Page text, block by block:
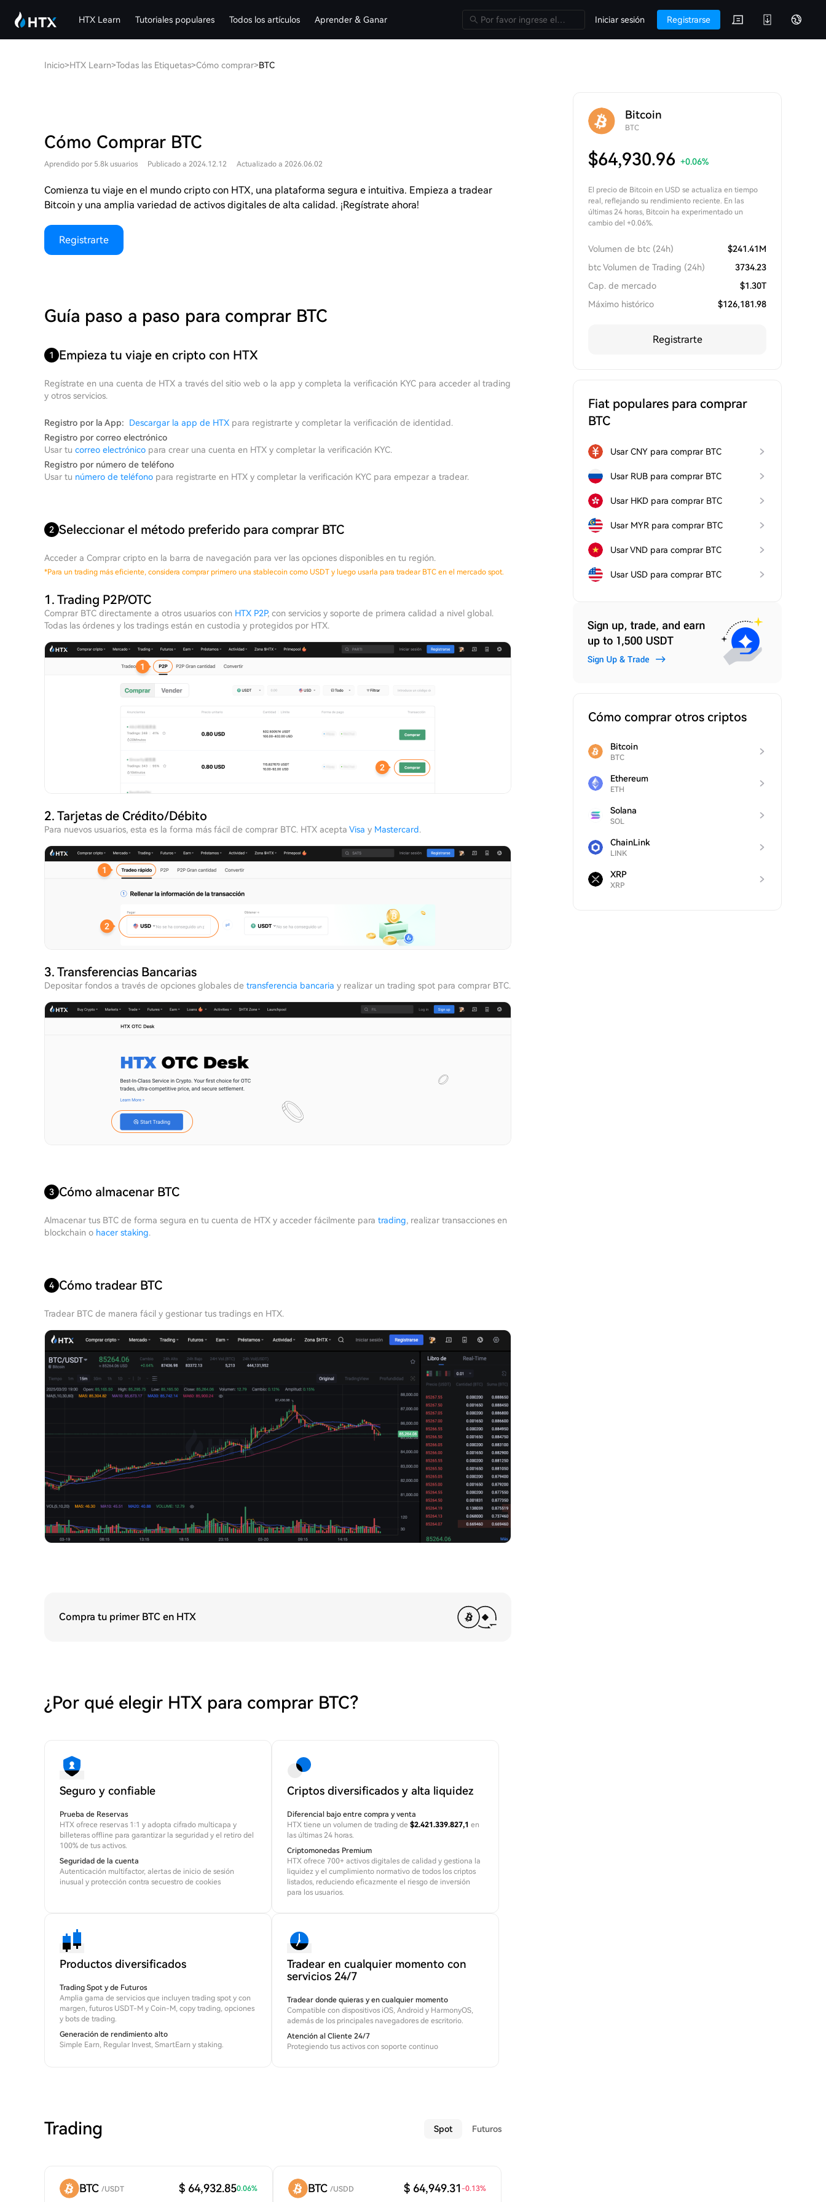
HTX Learn Tutoriales populares Todos los artículos Aprender & Ganar Iniciar sesión Registrarse
Inicio>HTX Learn>Todas las Etiquetas>Cómo comprar>BTC
Cómo Comprar BTC
Aprendido por 5.8k usuarios Publicado a 2024.12.12 Actualizado a 2026.06.02
Comienza tu viaje en el mundo cripto con HTX, una plataforma segura e intuitiva. Empieza a tradear
Bitcoin y una amplia variedad de activos digitales de alta calidad. ¡Regístrate ahora!
Registrarte
Guía paso a paso para comprar BTC
1 Empieza tu viaje en cripto con HTX
Regístrate en una cuenta de HTX a través del sitio web o la app y completa la verificación KYC para acceder al trading
y otros servicios.
Registro por la App: Descargar la app de HTX para registrarte y completar la verificación de identidad.
Registro por correo electrónico
Usar tu correo electrónico para crear una cuenta en HTX y completar la verificación KYC.
Registro por número de teléfono
Usar tu número de teléfono para registrarte en HTX y completar la verificación KYC para empezar a tradear.
2 Seleccionar el método preferido para comprar BTC
Acceder a Comprar cripto en la barra de navegación para ver las opciones disponibles en tu región.
*Para un trading más eficiente, considera comprar primero una stablecoin como USDT y luego usarla para tradear BTC en el mercado spot.
1. Trading P2P/OTC
Comprar BTC directamente a otros usuarios con HTX P2P, con servicios y soporte de primera calidad a nivel global.
Todas las órdenes y los tradings están en custodia y protegidos por HTX.
2. Tarjetas de Crédito/Débito
Para nuevos usuarios, esta es la forma más fácil de comprar BTC. HTX acepta Visa y Mastercard.
3. Transferencias Bancarias
Depositar fondos a través de opciones globales de transferencia bancaria y realizar un trading spot para comprar BTC.
3 Cómo almacenar BTC
Almacenar tus BTC de forma segura en tu cuenta de HTX y acceder fácilmente para trading, realizar transacciones en
blockchain o hacer staking.
4 Cómo tradear BTC
Tradear BTC de manera fácil y gestionar tus tradings en HTX.
Compra tu primer BTC en HTX
¿Por qué elegir HTX para comprar BTC?
Seguro y confiable
Prueba de Reservas
HTX ofrece reservas 1:1 y adopta cifrado multicapa y
billeteras offline para garantizar la seguridad y el retiro del
100% de tus activos.
Seguridad de la cuenta
Autenticación multifactor, alertas de inicio de sesión
inusual y protección contra secuestro de cookies
Criptos diversificados y alta liquidez
Diferencial bajo entre compra y venta
HTX tiene un volumen de trading de $2.421.339.827,1 en
las últimas 24 horas.
Criptomonedas Premium
HTX ofrece 700+ activos digitales de calidad y gestiona la
liquidez y el cumplimiento normativo de todos los criptos
listados, reduciendo eficazmente el riesgo de inversión
para los usuarios.
Productos diversificados
Trading Spot y de Futuros
Amplia gama de servicios que incluyen trading spot y con
margen, futuros USDT-M y Coin-M, copy trading, opciones
y bots de trading.
Generación de rendimiento alto
Simple Earn, Regular Invest, SmartEarn y staking.
Tradear en cualquier momento con
servicios 24/7
Tradear donde quieras y en cualquier momento
Compatible con dispositivos iOS, Android y HarmonyOS,
además de los principales navegadores de escritorio.
Atención al Cliente 24/7
Protegiendo tus activos con soporte continuo
Trading Spot Futuros
BTC /USDT $ 64,932.850.06% BTC /USDD $ 64,949.31 -0.13%
Bitcoin
BTC
$64,930.96 +0.06%
El precio de Bitcoin en USD se actualiza en tiempo
real, reflejando su rendimiento reciente. En las
últimas 24 horas, Bitcoin ha experimentado un
cambio del +0.06%.
Volumen de btc (24h) $241.41M
btc Volumen de Trading (24h)
3734.23
Cap. de mercado
$1.30T
Máximo histórico
$126,181.98
Registrarte
Fiat populares para comprar
BTC
Usar CNY para comprar BTC
Usar RUB para comprar BTC
Usar HKD para comprar BTC
Usar MYR para comprar BTC
Usar VND para comprar BTC
Usar USD para comprar BTC
Cómo comprar otros criptos
Bitcoin
BTC
Ethereum
ETH
Solana
SOL
ChainLink
LINK
XRP
XRP